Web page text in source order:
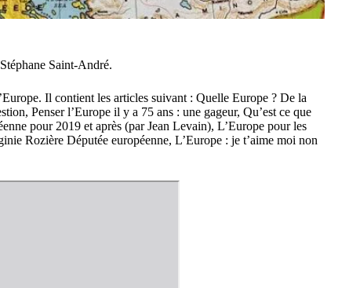
Saint-André.
Il contient les articles suivant : Quelle Europe ? De la
Penser l’Europe il y a 75 ans : une gageur, Qu’est ce que
pour 2019 et après (par Jean Levain), L’Europe pour les
Rozière Députée européenne, L’Europe : je t’aime moi non